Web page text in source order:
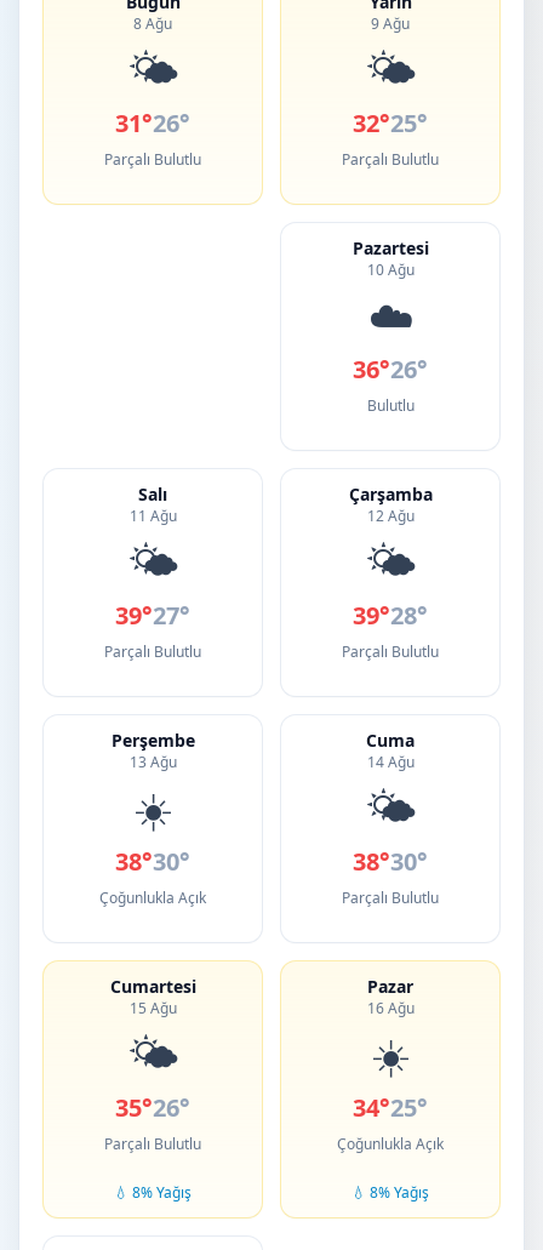
8 Ağu
🌤️
31°26°
Parçalı Bulutlu
9 Ağu
🌤️
32°25°
Parçalı Bulutlu
Pazartesi
10 Ağu
☁️
36°26°
Bulutlu
Salı
11 Ağu
🌤️
39°27°
Parçalı Bulutlu
Çarşamba
12 Ağu
🌤️
39°28°
Parçalı Bulutlu
Perşembe
13 Ağu
☀️
38°30°
Çoğunlukla Açık
Cuma
14 Ağu
🌤️
38°30°
Parçalı Bulutlu
Cumartesi
15 Ağu
🌤️
35°26°
Parçalı Bulutlu
💧 8% Yağış
Pazar
16 Ağu
☀️
34°25°
Çoğunlukla Açık
💧 8% Yağış